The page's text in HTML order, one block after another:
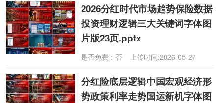
2026分红时代市场趋势保险数据
投资理财逻辑三大关键词字体图
片版23页.pptx
是否免费：否 上传时间:2026-05-27
分红险底层逻辑中国宏观经济形
势政策利率走势国运新机字体图